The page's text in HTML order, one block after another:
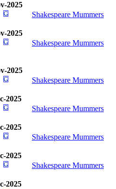
2025
Shakespeare Mummers
2025
Shakespeare Mummers
2025
Shakespeare Mummers
2025
Shakespeare Mummers
2025
Shakespeare Mummers
2025
Shakespeare Mummers
2025